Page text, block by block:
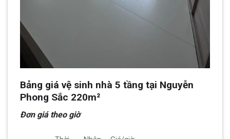
Bảng giá vệ sinh nhà 5 tầng tại Nguyễn
Phong Sắc 220m²
Đơn giá theo giờ